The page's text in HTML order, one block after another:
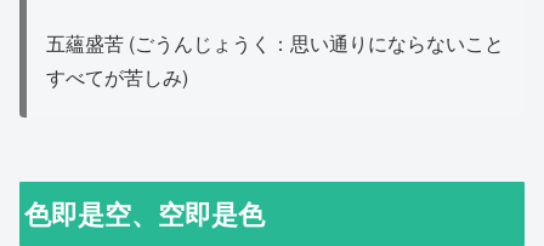
五蘊盛苦 (ごうんじょうく：思い通りにならないこと
すべてが苦しみ)
色即是空、空即是色